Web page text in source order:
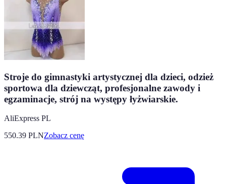
Stroje do gimnastyki artystycznej dla dzieci, odzież
sportowa dla dziewcząt, profesjonalne zawody i
egzaminacje, strój na występy łyżwiarskie.
AliExpress PL
550.39 PLNZobacz cenę